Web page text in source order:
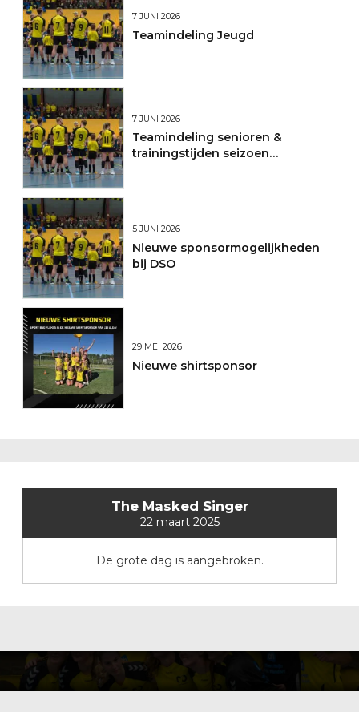
7 JUNI 2026
Teamindeling Jeugd
7 JUNI 2026
Teamindeling senioren &
trainingstijden seizoen
5 JUNI 2026
Nieuwe sponsormogelijkheden
bij DSO
29 MEI 2026
Nieuwe shirtsponsor
The Masked Singer
22 maart 2025
De grote dag is aangebroken.